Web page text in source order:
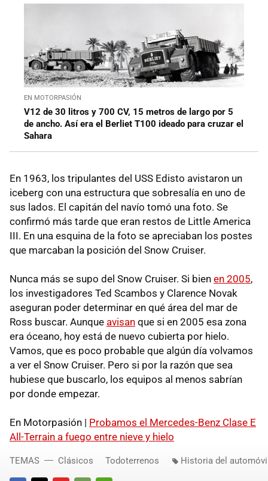
EN MOTORPASIÓN
V12 de 30 litros y 700 CV, 15 metros de largo por 5
de ancho. Así era el Berliet T100 ideado para cruzar el
Sahara
En 1963, los tripulantes del USS Edisto avistaron un
iceberg con una estructura que sobresalía en uno de
sus lados. El capitán del navío tomó una foto. Se
confirmó más tarde que eran restos de Little America
III. En una esquina de la foto se apreciaban los postes
que marcaban la posición del Snow Cruiser.
Nunca más se supo del Snow Cruiser. Si bien en 2005,
los investigadores Ted Scambos y Clarence Novak
aseguran poder determinar en qué área del mar de
Ross buscar. Aunque avisan que si en 2005 esa zona
era óceano, hoy está de nuevo cubierta por hielo.
Vamos, que es poco probable que algún día volvamos
a ver el Snow Cruiser. Pero si por la razón que sea
hubiese que buscarlo, los equipos al menos sabrían
por donde empezar.
En Motorpasión | Probamos el Mercedes-Benz Clase E
All-Terrain a fuego entre nieve y hielo
TEMAS Clásicos Todoterrenos Historia del